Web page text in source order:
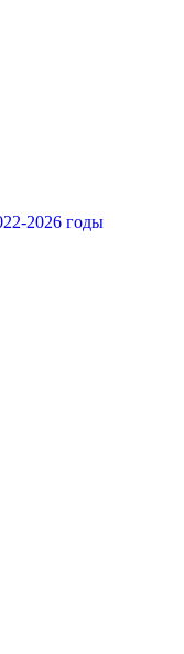
2026 годы